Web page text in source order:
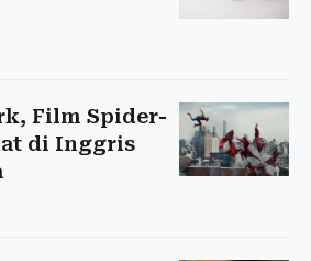
Film Spider-
di Inggris